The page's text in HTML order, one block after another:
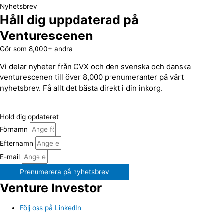
Nyhetsbrev
Håll dig uppdaterad på
Venturescenen
Gör som 8,000+ andra
Vi delar nyheter från CVX och den svenska och danska
venturescenen till över 8,000 prenumeranter på vårt
nyhetsbrev. Få allt det bästa direkt i din inkorg.
Hold dig opdateret
Förnamn
Efternamn
E-mail
Prenumerera på nyhetsbrev
Venture Investor
Följ oss på LinkedIn